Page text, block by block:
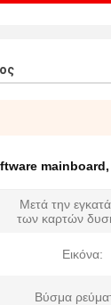
mainboard,
Μετά την
των καρτών
Εικόνα:
Βύσμα